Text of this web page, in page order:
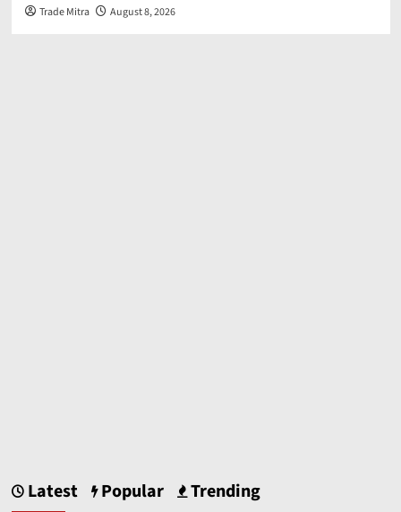
Trade Mitra August 8, 2026
Latest Popular Trending